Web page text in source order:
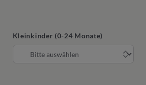
Kleinkinder (0-24 Monate)